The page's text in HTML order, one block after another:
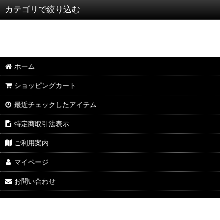
カテゴリで絞り込む
長袖
半袖
その他
ホーム
ショッピングカート
最近チェックしたアイテム
特定商取引法表示
ご利用案内
マイページ
お問い合わせ